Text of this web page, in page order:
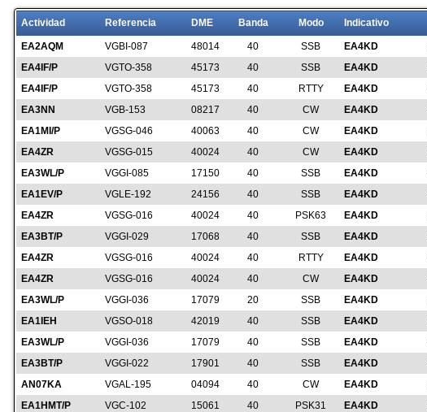
Actividad Referencia DME Banda Modo Indicativo
EA2AQM VGBI-087 48014 40 SSB EA4KD
EA4IF/P
VGTO-358 45173 40 SSB EA4KD
EA4IF/P
VGTO-358 45173 40 RTTY EA4KD
EA3NN
VGB-153 08217 40 CW EA4KD
EA1MI/P
VGSG-046 40063 40 CW EA4KD
EA4ZR
VGSG-015 40024 40 CW EA4KD
EA3WL/P
VGGI-085 17150 40 SSB EA4KD
EA1EV/P
VGLE-192 24156 40 SSB EA4KD
EA4ZR
VGSG-016 40024 40 PSK63 EA4KD
EA3BT/P
VGGI-029 17068 40 SSB EA4KD
EA4ZR
VGSG-016 40024 40 RTTY EA4KD
EA4ZR
VGSG-016 40024 40 CW EA4KD
EA3WL/P
VGGI-036 17079 20 SSB EA4KD
EA1IEH
VGSO-018 42019 40 SSB EA4KD
EA3WL/P
VGGI-036 17079 40 SSB EA4KD
EA3BT/P
VGGI-022 17901 40 SSB EA4KD
AN07KA
VGAL-195 04094 40 CW EA4KD
EA1HMT/P
VGC-102 15061 40 PSK31 EA4KD